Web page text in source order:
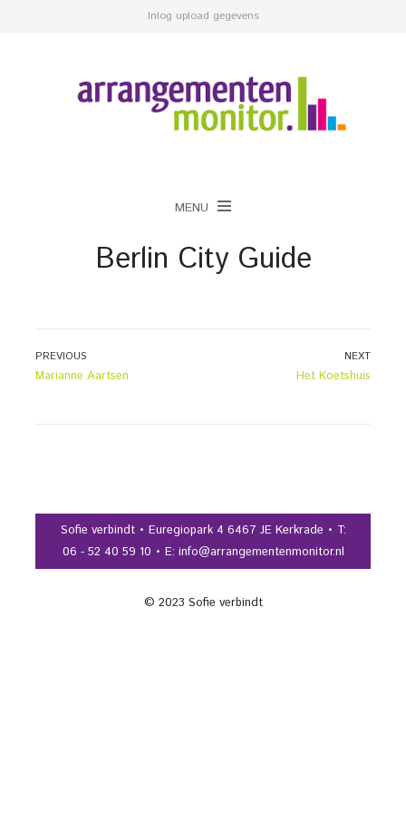
Inlog upload gegevens
MENU
Berlin City Guide
Bericht
PREVIOUS
Previous
Marianne Aartsen
NEXT
Next
Het Koetshuis
Sofie verbindt • Euregiopark 4 6467 JE Kerkrade • T:
06 - 52 40 59 10 • E: info@arrangementenmonitor.nl
© 2023 Sofie verbindt